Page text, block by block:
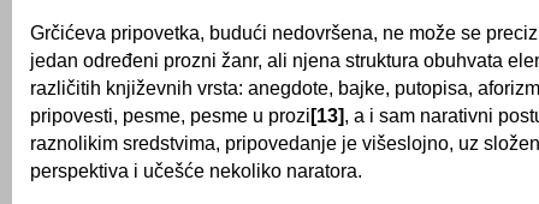
Grčićeva pripovetka, budući nedovršena, ne može se
jedan određeni prozni žanr, ali njena struktura obuhvata
različitih književnih vrsta: anegdote, bajke, putopisa,
pripovesti, pesme, pesme u prozi[13], a i sam narativni
raznolikim sredstvima, pripovedanje je višeslojno, uz
perspektiva i učešće nekoliko naratora.